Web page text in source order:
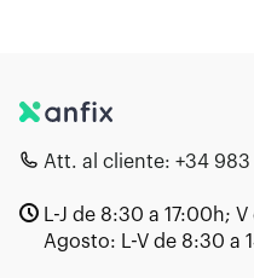
Att. al cliente: +34
L-J de 8:30 a 17:00h;
Agosto: L-V de 8:30 a